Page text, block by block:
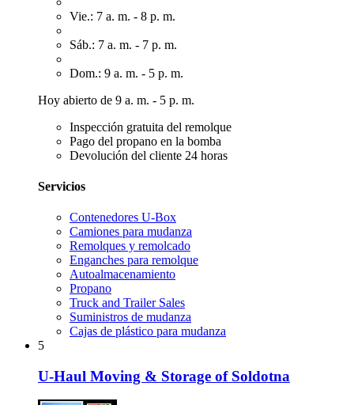
Vie.: 7 a. m. - 8 p. m.
Sáb.: 7 a. m. - 7 p. m.
Dom.: 9 a. m. - 5 p. m.
Hoy abierto de 9 a. m. - 5 p. m.
Inspección gratuita del remolque
Pago del propano en la bomba
Devolución del cliente 24 horas
Servicios
Contenedores U-Box
Camiones para mudanza
Remolques y remolcado
Enganches para remolque
Autoalmacenamiento
Propano
Truck and Trailer Sales
Suministros de mudanza
Cajas de plástico para mudanza
5
U-Haul Moving & Storage of Soldotna